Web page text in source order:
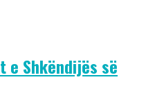
e Shkëndijës së